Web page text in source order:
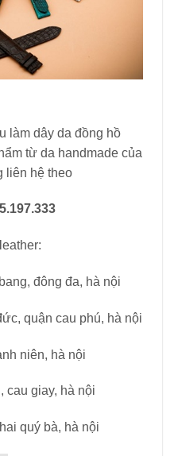
làm dây da đồng hồ
từ da handmade của
liên hệ theo
đông đa, hà nội
quận cau phú, hà nội
niên, hà nội
cau giay, hà nội
quý bà, hà nội